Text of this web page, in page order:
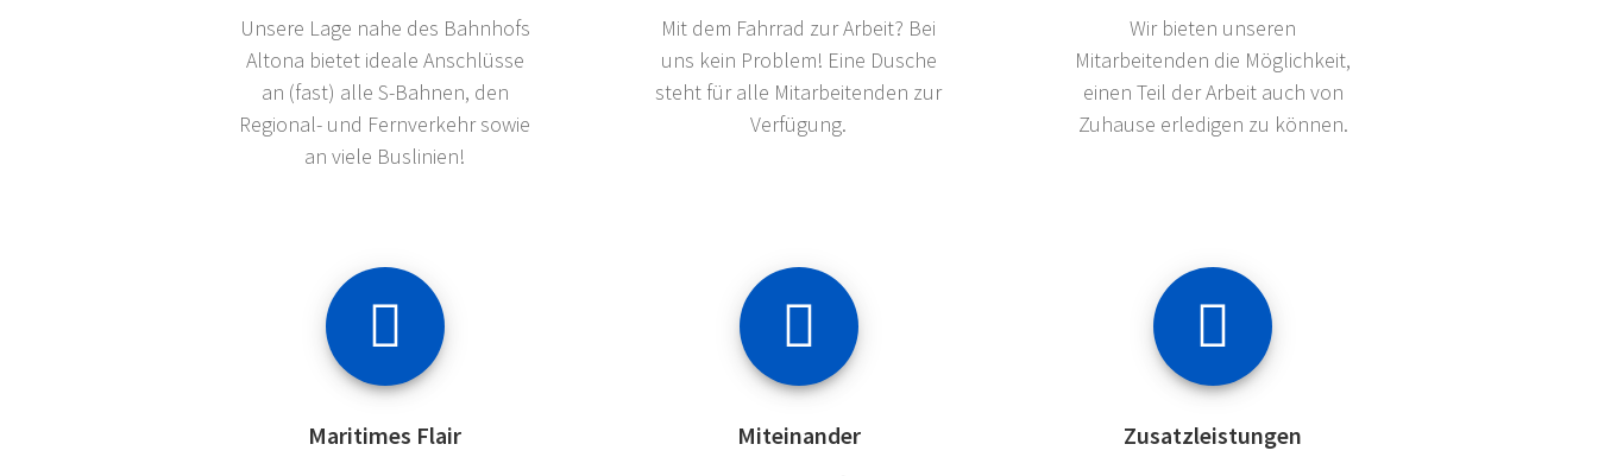
Unsere Lage nahe des Bahnhofs
Altona bietet ideale Anschlüsse
an (fast) alle S-Bahnen, den
Regional- und Fernverkehr sowie
an viele Buslinien!
Mit dem Fahrrad zur Arbeit? Bei
uns kein Problem! Eine Dusche
steht für alle Mitarbeitenden zur
Verfügung.
Wir bieten unseren
Mitarbeitenden die Möglichkeit,
einen Teil der Arbeit auch von
Zuhause erledigen zu können.
Maritimes Flair Miteinander Zusatzleistungen